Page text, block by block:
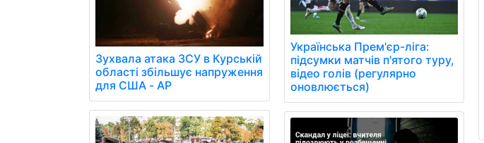
Зухвала атака ЗСУ в Курській
області збільшує напруження
для США - AP
Українська Прем'єр-ліга:
підсумки матчів п'ятого туру,
відео голів (регулярно
оновлюється)